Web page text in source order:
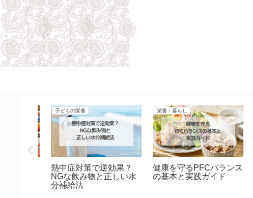
受験生応援
受験前日にカツはOK？
注意した方が良い食べも
のとは
受験生応援
受験生におすすめ！眠気
覚まし＆集中力UPの飲